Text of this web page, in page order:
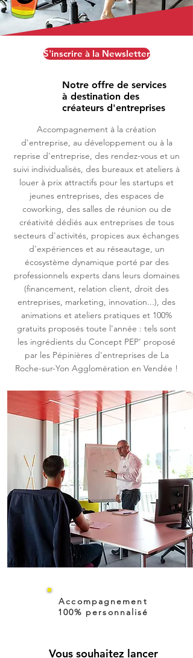
S'inscrire à la Newsletter
Notre offre de services
à destination des
créateurs d'entreprises
Accompagnement à la création
d'entreprise, au développement ou à la
reprise d'entreprise, des rendez-vous et un
suivi individualisés, des bureaux et ateliers à
louer à prix attractifs pour les startups et
jeunes entreprises, des espaces de
coworking, des salles de réunion ou de
créativité dédiés aux entreprises de tous
secteurs d'activités, propices aux échanges
d'expériences et au réseautage, un
écosystème dynamique porté par des
professionnels experts dans leurs domaines
(financement, relation client, droit des
entreprises, marketing, innovation...), des
animations et ateliers pratiques et 100%
gratuits proposés toute l'année : tels sont
les ingrédients du Concept PEP' proposé
par les Pépinières d'entreprises de La
Roche-sur-Yon Agglomération en Vendée !
Accompagnement
100% personnalisé
Vous souhaitez lancer